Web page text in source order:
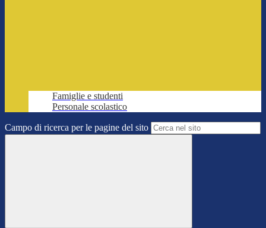
Famiglie e studenti
Personale scolastico
Campo di ricerca per le pagine del sito